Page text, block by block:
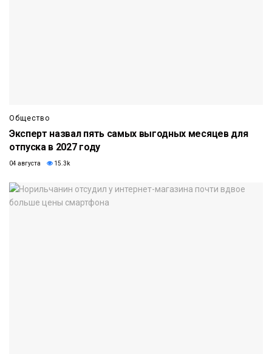
Общество
Эксперт назвал пять самых выгодных месяцев для
отпуска в 2027 году
04 августа 15.3k